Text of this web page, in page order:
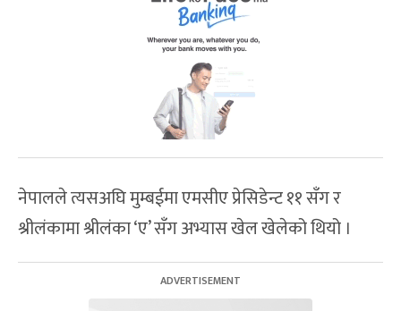
नेपालले त्यसअघि मुम्बईमा एमसीए प्रेसिडेन्ट ११ सँग र
श्रीलंकामा श्रीलंका ‘ए’ सँग अभ्यास खेल खेलेको थियो ।